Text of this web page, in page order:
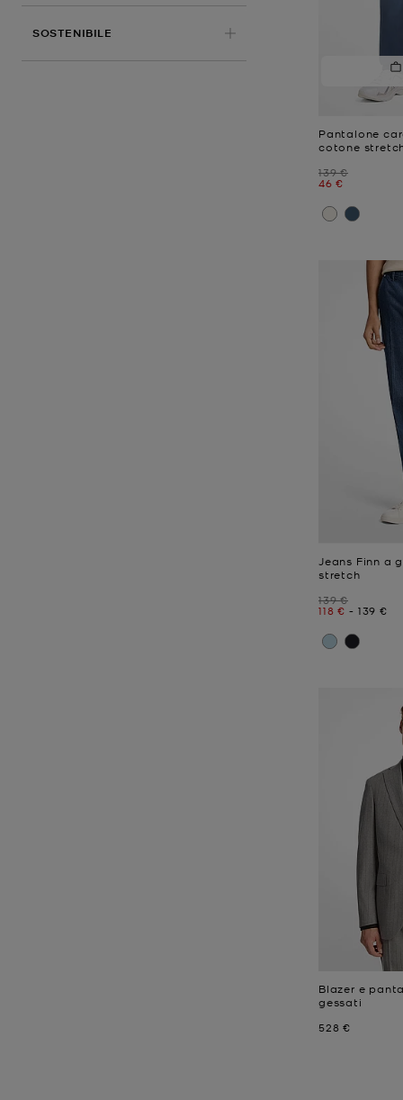
SOSTENIBILE
Pantalone
cotone
Prezzo iniziale
139 €
Prezzo attuale
46 €
Jeans Finn a
stretch
Prezzo iniziale
139 €
Prezzo attuale
118 € -
a Prezzo
139 €
Blazer e
gessati
Prezzo attuale
528 €